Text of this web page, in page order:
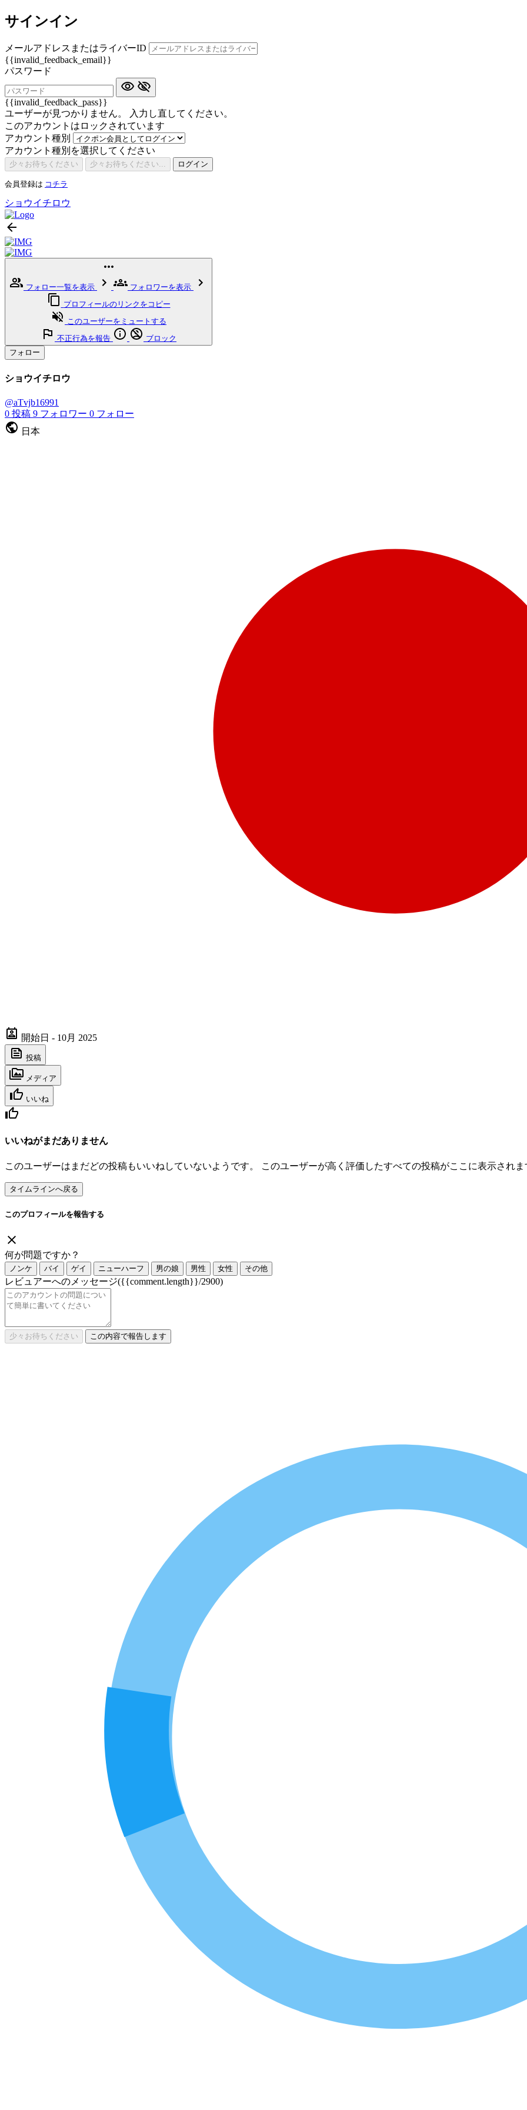
サインイン
メールアドレスまたはライバーID
{{invalid_feedback_email}}
パスワード
{{invalid_feedback_pass}}
ユーザーが見つかりません。 入力し直してください。
このアカウントはロックされています
アカウント種別
アカウント種別を選択してください
少々お待ちください 少々お待ちください... ログイン
会員登録は コチラ
ショウイチロウ
フォロー一覧を表示
フォロワーを表示
プロフィールのリンクをコピー
このユーザーをミュートする
不正行為を報告
ブロック
フォロー
ショウイチロウ
@aTvjb16991
0 投稿 9 フォロワー 0 フォロー
日本
開始日 - 10月 2025
投稿
メディア
いいね
いいねがまだありません
このユーザーはまだどの投稿もいいねしていないようです。 このユーザーが高く評価したすべての投稿がここに表示されま
タイムラインへ戻る
このプロフィールを報告する
何が問題ですか？
ノンケ バイ ゲイ ニューハーフ 男の娘 男性 女性 その他
レビュアーへのメッセージ({{comment.length}}/2900)
少々お待ちください この内容で報告します